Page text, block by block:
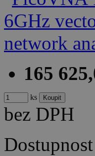
165
ks
bez DPH
Dostupnost